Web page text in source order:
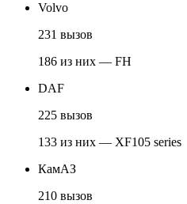
Volvo
231 вызов
186 из них — FH
DAF
225 вызов
133 из них — XF105 series
КамАЗ
210 вызов